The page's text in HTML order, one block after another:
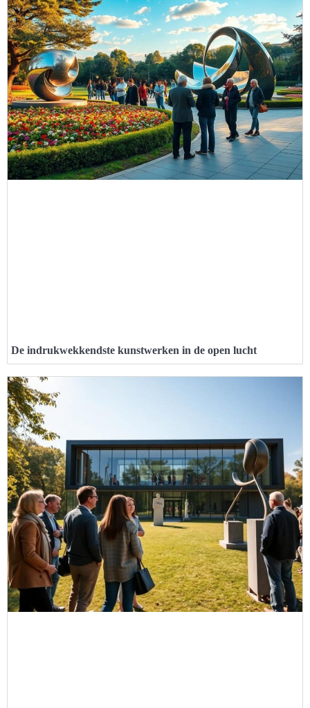
De indrukwekkendste kunstwerken in de open lucht